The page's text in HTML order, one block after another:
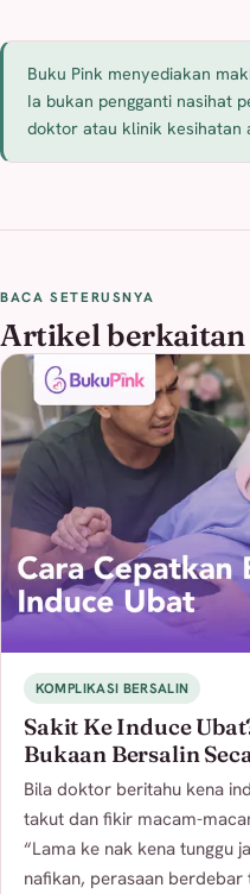
Buku Pink menyediakan
Ia bukan pengganti nasihat
doktor atau klinik kesihatan
BACA SETERUSNYA
Artikel berkaitan
KOMPLIKASI BERSALIN
Sakit Ke Induce
Bukaan Bersalin
Bila doktor beritahu kena
takut dan fikir macam-
“Lama ke nak kena tunggu
nafikan, perasaan